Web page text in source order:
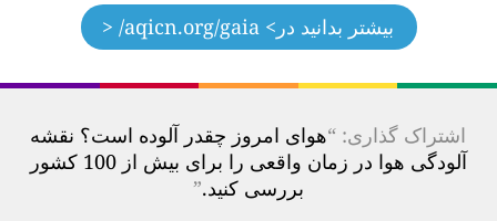
بیشتر بدانید در> aqicn.org/gaia/ <
اشتراک گذاری: “هوای امروز چقدر آلوده است؟ نقشه
آلودگی هوا در زمان واقعی را برای بیش از 100 کشور
بررسی کنید.”